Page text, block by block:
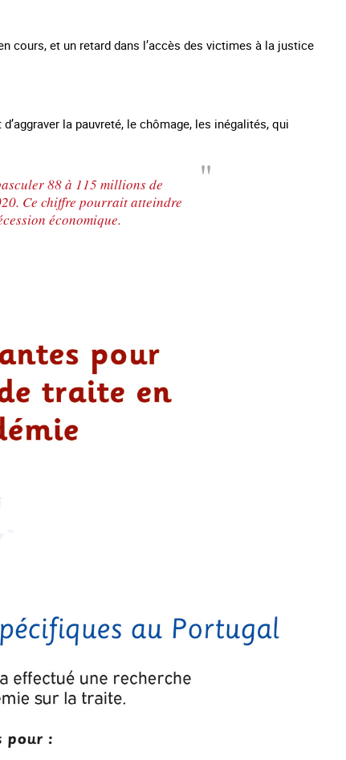
cours, et un retard dans l’accès des victimes à la justice
la pauvreté, le chômage, les inégalités, qui
88 à 115 millions de
Ce chiffre pourrait atteindre
économique.